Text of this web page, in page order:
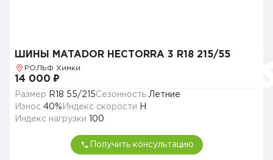
ШИНЫ MATADOR HECTORRA 3 R18 215/55
РОЛЬФ Химки
14 000 ₽
Размер R18 55/215Сезонность Летние
Износ 40% Индекс скорости
H
Индекс нагрузки
100
Получить консультацию